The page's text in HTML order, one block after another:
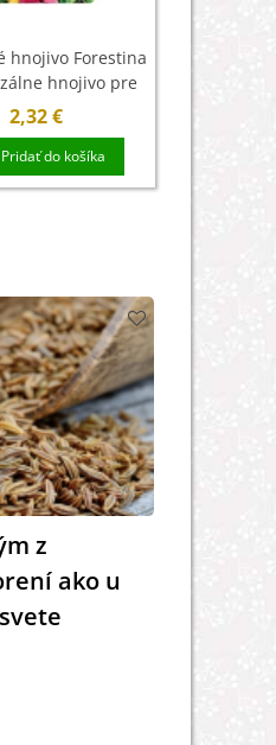
hnojivo Forestina
hnojivo pre
rastliny - 30 ks
2,32 €
Pridať do košíka
z
ako u